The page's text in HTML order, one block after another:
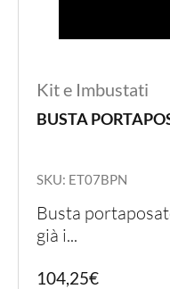
Kit e Imbustati
BUSTA
SKU: ET07BPN
Busta
già i...
104,25€